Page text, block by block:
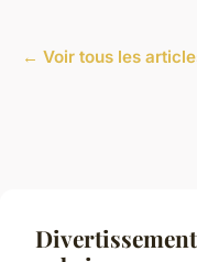
← Voir tous les